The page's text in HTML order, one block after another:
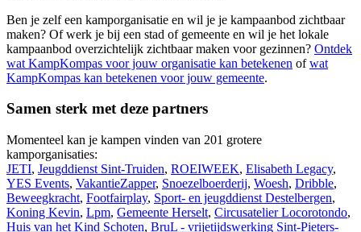
Ben je zelf een kamporganisatie en wil je je kampaanbod zichtbaar
maken? Of werk je bij een stad of gemeente en wil je het lokale
kampaanbod overzichtelijk zichtbaar maken voor gezinnen? Ontdek
wat KampKompas voor jouw organisatie kan betekenen ofwat
KampKompas kan betekenen voor jouw gemeente.
Samen sterk met deze partners
Momenteel kan je kampen vinden van 201 grotere
kamporganisaties:
JETI, Jeugddienst Sint-Truiden, ROEIWEEK, Elisabeth Legacy,
YES Events, VakantieZapper, Snoezelboerderij, Woesh, Dribble,
Beweegkracht, Footfairplay, Sport- en jeugddienst Destelbergen,
Koning Kevin, Lpm, Gemeente Herselt, Circusatelier Locorotondo,
Huis van het Kind Schoten, BruL - vrijetijdswerking Sint-Pieters-